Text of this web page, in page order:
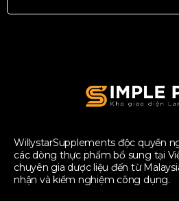
WillystarSupplements độc quyền
các dòng thực phẩm bổ sung tại
chuyên gia dược liệu đến từ
nhận và kiểm nghiệm công dụng.